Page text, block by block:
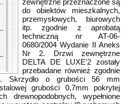
zewnętrzne przeznaczone są
do obiektów mieszkalnych,
przemysłowych, biurowych
itp. zgodnie z aprobatą
techniczną nr AT-06-
0680/2004 Wydanie II Aneks
Nr 2. Drzwi zewnętrzne
DELTA DE LUXE'2 zostały
przebadane również zgodnie
Skrzydło o grubości 56 mm
grubości 0,7mm pokrytej
drewnopodobnych, wypełnione